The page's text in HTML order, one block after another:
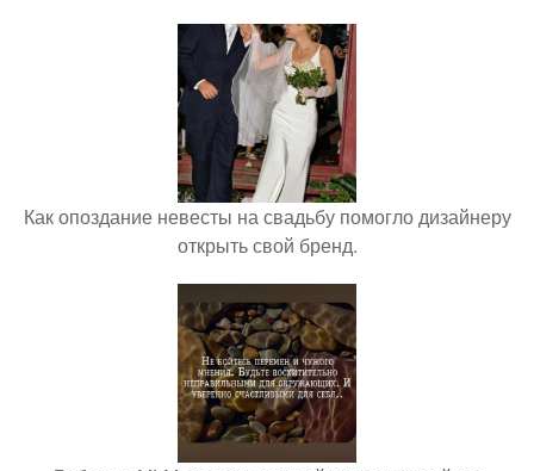
Как опоздание невесты на свадьбу помогло дизайнеру
открыть свой бренд.